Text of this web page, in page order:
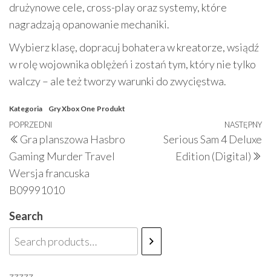
drużynowe cele, cross-play oraz systemy, które
nagradzają opanowanie mechaniki.
Wybierz klasę, dopracuj bohatera w kreatorze, wsiądź
w rolę wojownika oblężeń i zostań tym, który nie tylko
walczy – ale też tworzy warunki do zwycięstwa.
Kategoria Gry Xbox One Produkt
Nawigacja
wpisu
Poprzedni
wpis
POPRZEDNI
Gra planszowa Hasbro
Gaming Murder Travel
Wersja francuska
B09991010
NASTĘPNY
Serious Sam 4 Deluxe
Edition (Digital)
Search